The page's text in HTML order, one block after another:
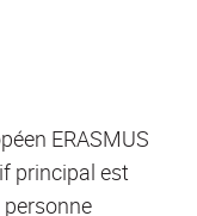
ERASMUS
principal est